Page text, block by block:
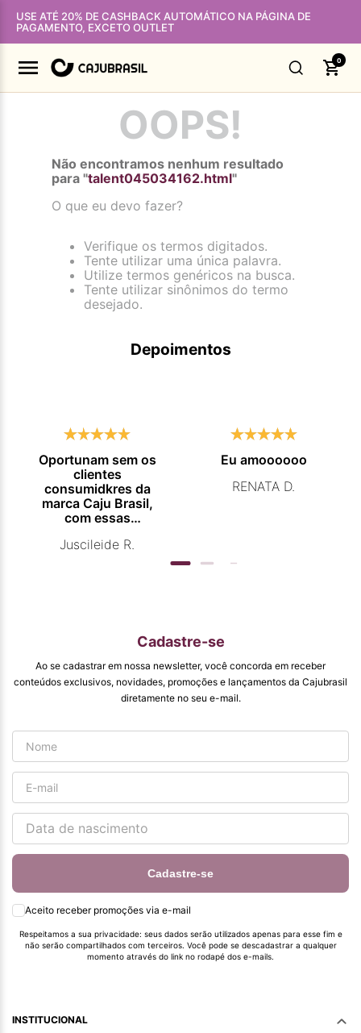
USE ATÉ 20% DE CASHBACK AUTOMÁTICO NA PÁGINA DE
PAGAMENTO, EXCETO OUTLET
0
OOPS!
Não encontramos nenhum resultado
para "talent045034162.html"
O que eu devo fazer?
Verifique os termos digitados.
Tente utilizar uma única palavra.
Utilize termos genéricos na busca.
Tente utilizar sinônimos do termo
desejado.
Depoimentos
Oportunam sem os
clientes
consumidkres da
marca Caju Brasil,
com essas
promocionais de
qualidade que vcs
entregam. Parabéns
#
pormaiscampanhaspromorcionais.
Juscileide R.
Eu amoooooo
RENATA D.
Cadastre-se
Ao se cadastrar em nossa newsletter, você concorda em receber
conteúdos exclusivos, novidades, promoções e lançamentos da Cajubrasil
diretamente no seu e-mail.
Cadastre-se
Aceito receber promoções via e-mail
Respeitamos a sua privacidade: seus dados serão utilizados apenas para esse fim e
não serão compartilhados com terceiros. Você pode se descadastrar a qualquer
momento através do link no rodapé dos e-mails.
INSTITUCIONAL